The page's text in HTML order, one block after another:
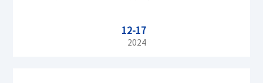
12-17
2024